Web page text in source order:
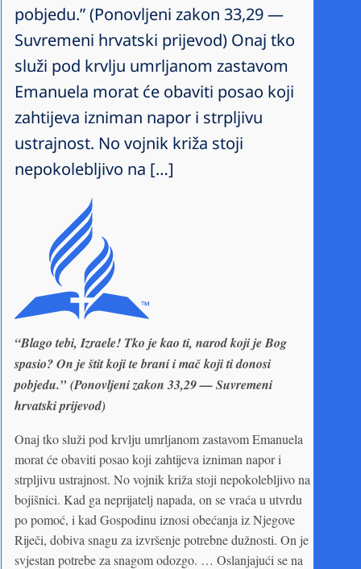
pobjedu.” (Ponovljeni zakon 33,29 —
Suvremeni hrvatski prijevod) Onaj tko
služi pod krvlju umrljanom zastavom
Emanuela morat će obaviti posao koji
zahtijeva izniman napor i strpljivu
ustrajnost. No vojnik križa stoji
nepokolebljivo na […]
“Blago tebi, Izraele! Tko je kao ti, narod koji je Bog
spasio? On je štit koji te brani i mač koji ti donosi
pobjedu.” (Ponovljeni zakon 33,29 — Suvremeni
hrvatski prijevod)
Onaj tko služi pod krvlju umrljanom zastavom Emanuela
morat će obaviti posao koji zahtijeva izniman napor i
strpljivu ustrajnost. No vojnik križa stoji nepokolebljivo na
bojišnici. Kad ga neprijatelj napada, on se vraća u utvrdu
po pomoć, i kad Gospodinu iznosi obećanja iz Njegove
Riječi, dobiva snagu za izvršenje potrebne dužnosti. On je
svjestan potrebe za snagom odozgo. … Oslanjajući se na